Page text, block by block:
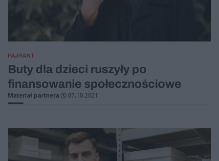
FAJRANT
Buty dla dzieci ruszyły po
finansowanie społecznościowe
Materiał partnera 07.10.2021